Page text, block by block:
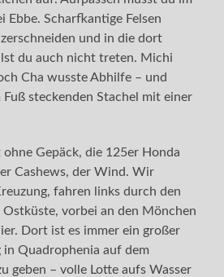
Ebbe. Scharfkantige Felsen
und in die dort
du auch nicht treten. Michi
Cha wusste Abhilfe – und
steckenden Stachel mit einer
Gepäck, die 125er Honda
Cashews, der Wind. Wir
fahren links durch den
Ostküste, vorbei an den Mönchen
Dort ist es immer ein großer
in Quadrophenia auf dem
geben – volle Lotte aufs Wasser